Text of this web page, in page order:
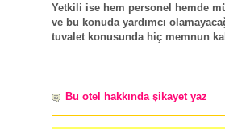
Yetkili ise hem personel hemde
ve bu konuda yardımcı
tuvalet konusunda hiç memnun
Bu otel hakkında şikayet yaz